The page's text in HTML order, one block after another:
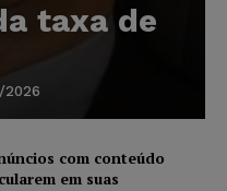
taxa de
com conteúdo
em suas